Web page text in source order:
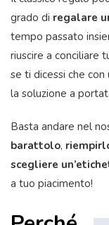
grado di regalare
tempo passato
riuscire a conciliare
se ti dicessi che con
la soluzione a
Basta andare nel
barattolo,
scegliere
a tuo piacimento!